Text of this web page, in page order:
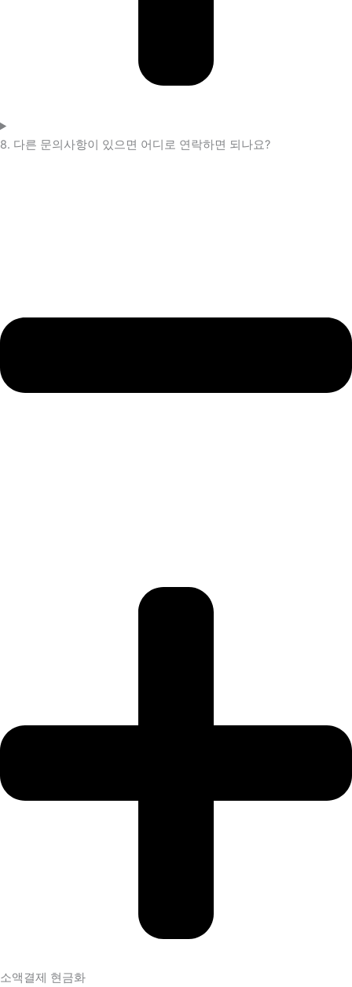
8. 다른 문의사항이 있으면 어디로 연락하면 되나요?
소액결제 현금화